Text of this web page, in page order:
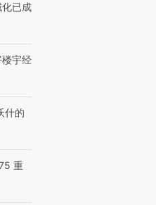
已成
宇经
什的
重